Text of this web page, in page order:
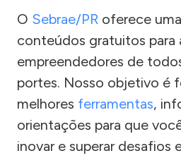
O Sebrae/PR oferece
conteúdos gratuitos para
empreendedores de
portes. Nosso objetivo é
melhores ferramentas,
orientações para que
inovar e superar desafios